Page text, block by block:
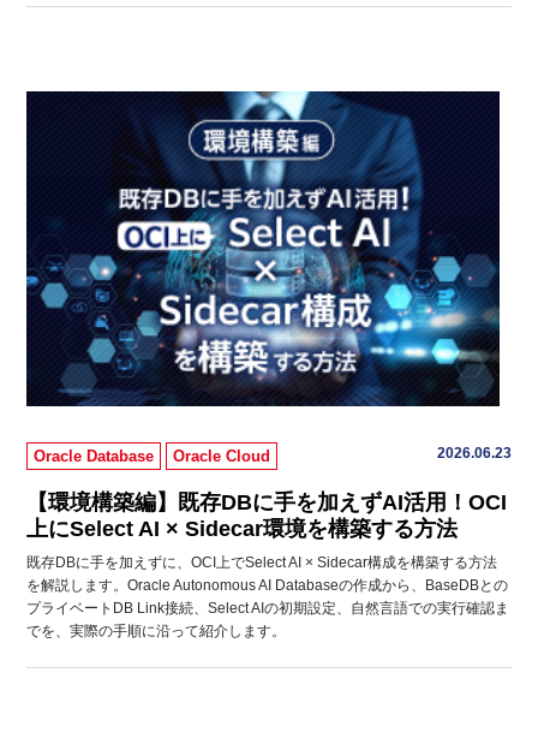
Oracle Database Oracle Cloud 2026.06.23
【環境構築編】既存DBに手を加えずAI活用！OCI
上にSelect AI × Sidecar環境を構築する方法
既存DBに手を加えずに、OCI上でSelect AI × Sidecar構成を構築する方法
を解説します。Oracle Autonomous AI Databaseの作成から、BaseDBとの
プライベートDB Link接続、Select AIの初期設定、自然言語での実行確認ま
でを、実際の手順に沿って紹介します。